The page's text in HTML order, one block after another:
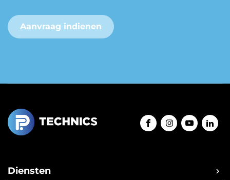
Aanvraag indienen
Diensten